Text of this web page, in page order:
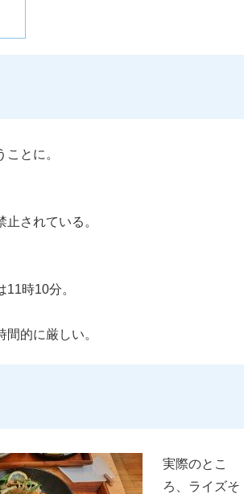
とに。
されている。
時10分。
的に厳しい。
実際のとこ
ろ、ライズそ